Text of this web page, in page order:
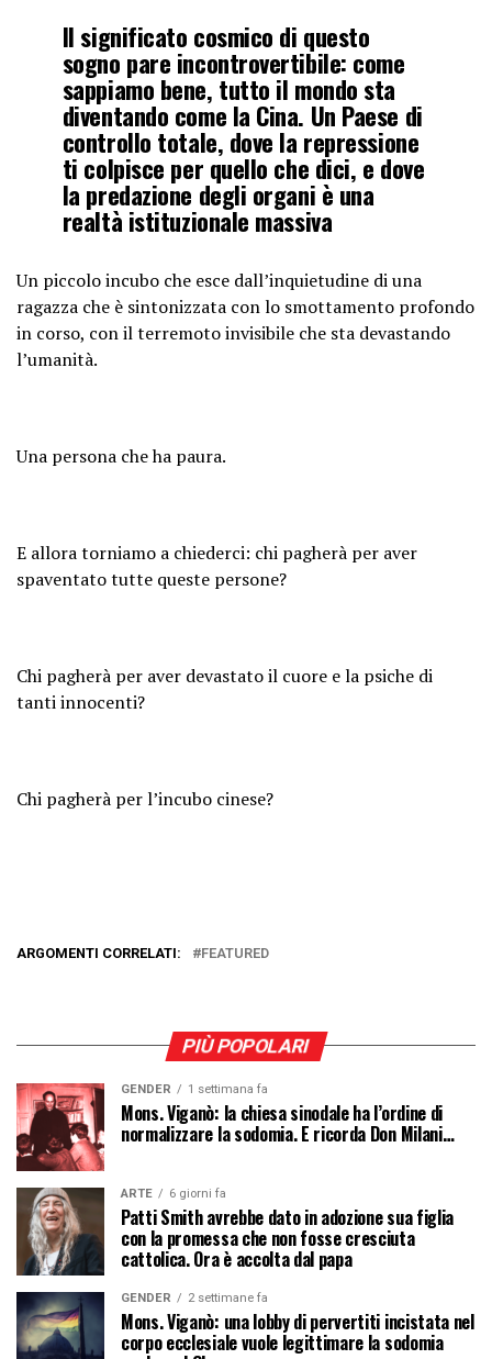
Il significato cosmico di questo
sogno pare incontrovertibile: come
sappiamo bene, tutto il mondo sta
diventando come la Cina. Un Paese di
controllo totale, dove la repressione
ti colpisce per quello che dici, e dove
la predazione degli organi è una
realtà istituzionale massiva
Un piccolo incubo che esce dall’inquietudine di una
ragazza che è sintonizzata con lo smottamento profondo
in corso, con il terremoto invisibile che sta devastando
l’umanità.
Una persona che ha paura.
E allora torniamo a chiederci: chi pagherà per aver
spaventato tutte queste persone?
Chi pagherà per aver devastato il cuore e la psiche di
tanti innocenti?
Chi pagherà per l’incubo cinese?
ARGOMENTI CORRELATI: FEATURED
PIÙ POPOLARI
GENDER 1 settimana fa
Mons. Viganò: la chiesa sinodale ha l’ordine di
normalizzare la sodomia. E ricorda Don Milani…
ARTE 6 giorni fa
Patti Smith avrebbe dato in adozione sua figlia
con la promessa che non fosse cresciuta
cattolica. Ora è accolta dal papa
GENDER 2 settimane fa
Mons. Viganò: una lobby di pervertiti incistata nel
corpo ecclesiale vuole legittimare la sodomia